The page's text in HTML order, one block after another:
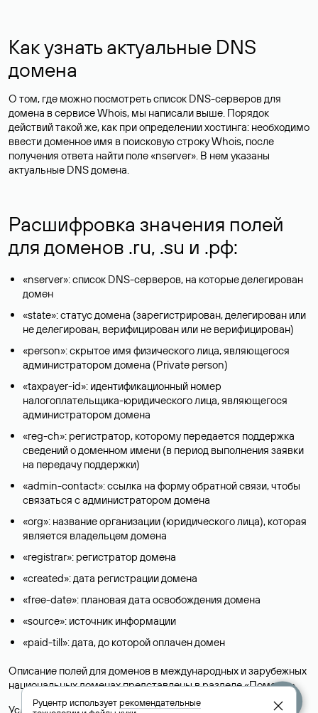
Как узнать актуальные DNS
домена
О том, где можно посмотреть список DNS-серверов для
домена в сервисе Whois, мы написали выше. Порядок
действий такой же, как при определении хостинга: необходимо
ввести доменное имя в поисковую строку Whois, после
получения ответа найти поле «nserver». В нем указаны
актуальные DNS домена.
Расшифровка значения полей
для доменов .ru, .su и .рф:
«nserver»: список DNS-серверов, на которые делегирован
домен
«state»: статус домена (зарегистрирован, делегирован или
не делегирован, верифицирован или не верифицирован)
«person»: скрытое имя физического лица, являющегося
администратором домена (Privatе person)
«taxpayer-id»: идентификационный номер
налогоплательщика-юридического лица, являющегося
администратором домена
«reg-ch»: регистратор, которому передается поддержка
сведений о доменном имени (в период выполнения заявки
на передачу поддержки)
«admin-contact»: ссылка на форму обратной связи, чтобы
связаться с администратором домена
«org»: название организации (юридического лица), которая
является владельцем домена
«registrar»: регистратор домена
«created»: дата регистрации домена
«free-date»: плановая дата освобождения домена
«source»: источник информации
«paid-till»: дата, до которой оплачен домен
Описание полей для доменов в международных и зарубежных
национальных доменах представлены в разделе «Помощь».
Условия использования Whois-сервиса
Руцентр используетрекомендательные